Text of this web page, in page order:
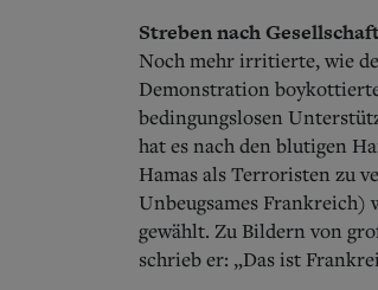
Streben nach
Noch mehr irritierte, wie
Demonstration
bedingungslosen
hat es nach den blutigen
Hamas als Terroristen zu
Unbeugsames
gewählt. Zu Bildern von
schrieb er: „Das ist